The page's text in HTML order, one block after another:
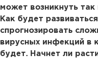
может возникнуть
Как будет
спрогнозировать
вирусных инфекций в
будет. Начнет ли